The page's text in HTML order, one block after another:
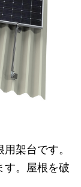
架台です。
す。屋根を破